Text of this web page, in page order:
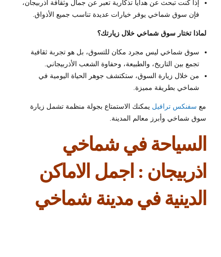
إذا كنت تبحث عن هدايا تذكارية تعبر عن جمال وثقافة أذربيجان،
فإن سوق شماخي يوفر خيارات عديدة تناسب جميع الأذواق.
لماذا تختار سوق شماخي خلال زيارتك؟
سوق شماخي ليس مجرد مكان للتسوق، بل هو تجربة ثقافية
تجمع بين التاريخ، والطبيعة، وحفاوة الشعب الأذربيجاني.
من خلال زيارة السوق، ستكتشف جوهر الحياة اليومية في
شماخي بطريقة مميزة.
مع سفنكس ترافيل يمكنك الاستمتاع بجولة منظمة تشمل زيارة
سوق شماخي وأبرز معالم المدينة.
السياحة في شماخي
اذربيجان : اجمل الاماكن
الدينية في مدينة شماخي